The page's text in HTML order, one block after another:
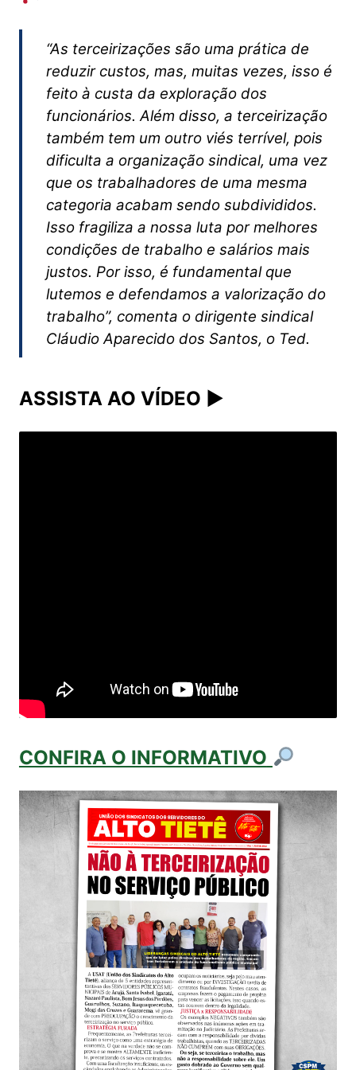
“As terceirizações são uma prática de
reduzir custos, mas, muitas vezes, isso é
feito à custa da exploração dos
funcionários. Além disso, a terceirização
também tem um outro viés terrível, pois
dificulta a organização sindical, uma vez
que os trabalhadores de uma mesma
categoria acabam sendo subdivididos.
Isso fragiliza a nossa luta por melhores
condições de trabalho e salários mais
justos. Por isso, é fundamental que
lutemos e defendamos a valorização do
trabalho”, comenta o dirigente sindical
Cláudio Aparecido dos Santos, o Ted.
ASSISTA AO VÍDEO ▶
CONFIRA O INFORMATIVO